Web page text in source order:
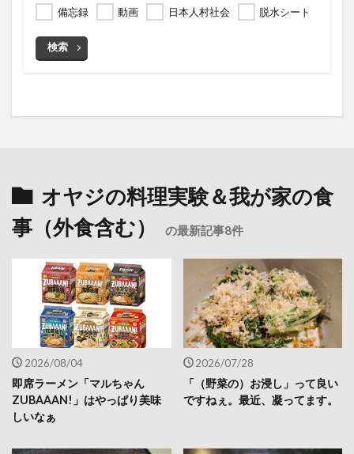
備忘録
動画 日本人村社会 脱水シート
検索
オヤジの料理実験＆我が家の食
事（外食含む）
の最新記事8件
2026/08/04
即席ラーメン「マルちゃん
ZUBAAAN!」はやっぱり美味
しいなぁ
2026/07/28
「（野菜の）お浸し」って良い
ですねぇ。最近、凝ってます。